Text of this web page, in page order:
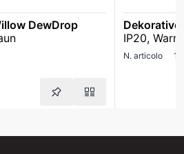
DewDrop
IP20,
N. articolo